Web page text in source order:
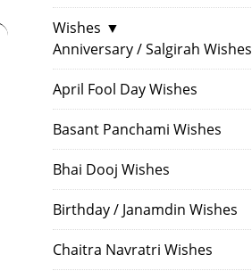
Wishes ▼
Anniversary / Salgirah Wishes
April Fool Day Wishes
Basant Panchami Wishes
Bhai Dooj Wishes
Birthday / Janamdin Wishes
Chaitra Navratri Wishes